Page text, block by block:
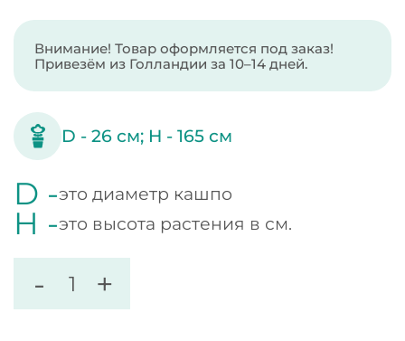
Внимание! Товар оформляется под заказ!
Привезём из Голландии за 10–14 дней.
D -26 см; H -165 см
D -это диаметр кашпо
H -это высота растения в см.
- +